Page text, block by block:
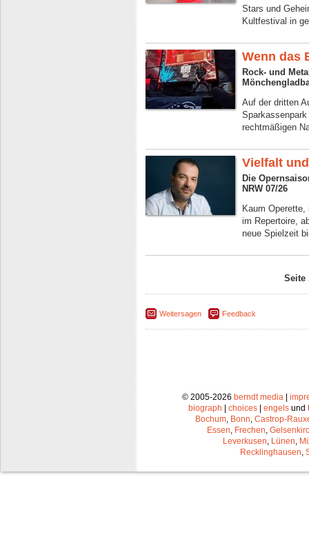
Stars und
Kultfestival in
Wenn das
Rock- und
Auf der dritten
rechtmäßigen
Vielfalt
Die
NRW 07/26
Kaum
im Repertoire,
neue Spielzeit
Seite
Weitersagen Feedback
© 2005-2026 berndt media|
biograph
choices engels und
Bochum, Bonn, Castrop-
Essen, Frechen,
Leverkusen, Lünen,
Recklinghausen,